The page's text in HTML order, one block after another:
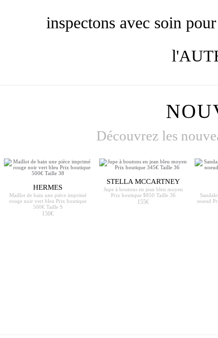
inspectons avec soin
Découvrez les
HERMES
Maillot de bain une pièce imprimé
rouge noir vert bleu Prix boutique
500€ Taille S
150€
STELLA MCCARTNEY
Jupe à boutons en jean bleu moyen
Prix boutique $850 Taille 36
155€
noeud